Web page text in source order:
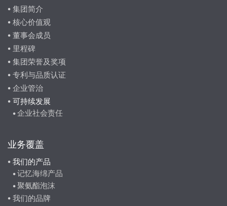
集团简介
核心价值观
董事会成员
里程碑
集团荣誉及奖项
专利与品质认证
企业管治
可持续发展
企业社会责任
业务覆盖
我们的产品
记忆海绵产品
聚氨酯泡沫
我们的品牌